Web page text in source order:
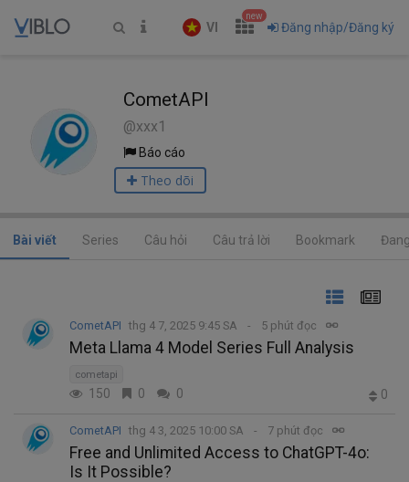
VI
new
Đăng nhập/Đăng ký
CometAPI
@xxx1
Báo cáo
Theo dõi
Bài viết Series Câu hỏi Câu trả lời Bookmark
CometAPI thg 4 7, 2025 9:45 SA 5 phút đọc
Meta Llama 4 Model Series Full Analysis
cometapi
150 0 0 0
CometAPI thg 4 3, 2025 10:00 SA 7 phút đọc
Free and Unlimited Access to ChatGPT-4o:
Is It Possible?